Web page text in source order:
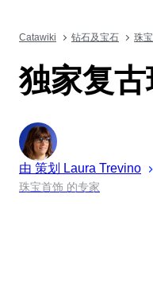
Catawiki 钻石及宝石 珠
独家复
由 策划 Laura Trevino
珠宝首饰 的专家